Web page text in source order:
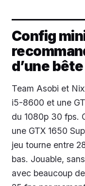
Config
d’une
Team Asobi et
i5-8600 et une
du 1080p 30 fps.
une GTX 1650
jeu tourne entre
bas. Jouable,
avec beaucoup